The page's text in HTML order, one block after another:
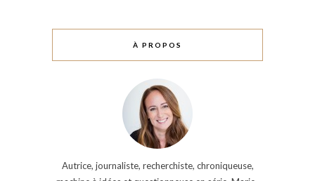
À PROPOS
Autrice, journaliste, recherchiste, chroniqueuse,